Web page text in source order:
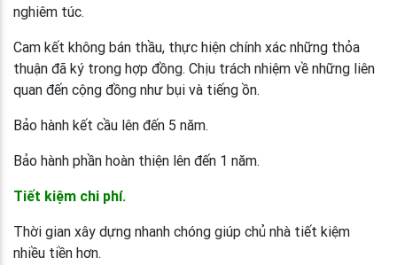
nghiêm túc.
Cam kết không bán thầu, thực hiện chính xác những thỏa
thuận đã ký trong hợp đồng. Chịu trách nhiệm về những liên
quan đến cộng đồng như bụi và tiếng ồn.
Bảo hành kết cầu lên đến 5 năm.
Bảo hành phần hoàn thiện lên đến 1 năm.
Tiết kiệm chi phí.
Thời gian xây dựng nhanh chóng giúp chủ nhà tiết kiệm
nhiều tiền hơn.